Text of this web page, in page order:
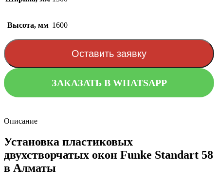
Высота, мм 1600
Оставить заявку
ЗАКАЗАТЬ В WHATSAPP
Описание
Установка пластиковых
двухстворчатых окон Funke Standart 58
в Алматы